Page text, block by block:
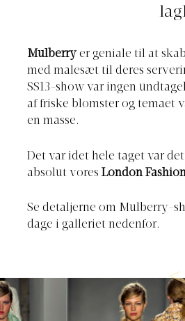
Mulberryer geniale til at
med malesæt til deres
SS13-show var ingen
af friske blomster og temaet
en masse.
Det var idet hele taget var
absolut vores London
Se detaljerne om Mulberry-
dage i galleriet nedenfor.